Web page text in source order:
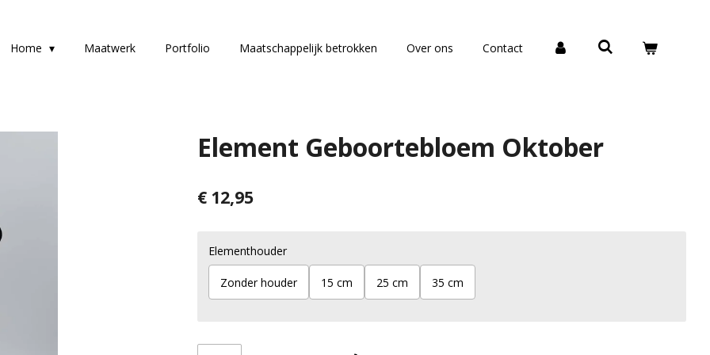
Home Maatwerk Portfolio Maatschappelijk betrokken Over ons Contact
Element Geboortebloem Oktober
€ 12,95
Elementhouder
Zonder houder 15 cm 25 cm 35 cm